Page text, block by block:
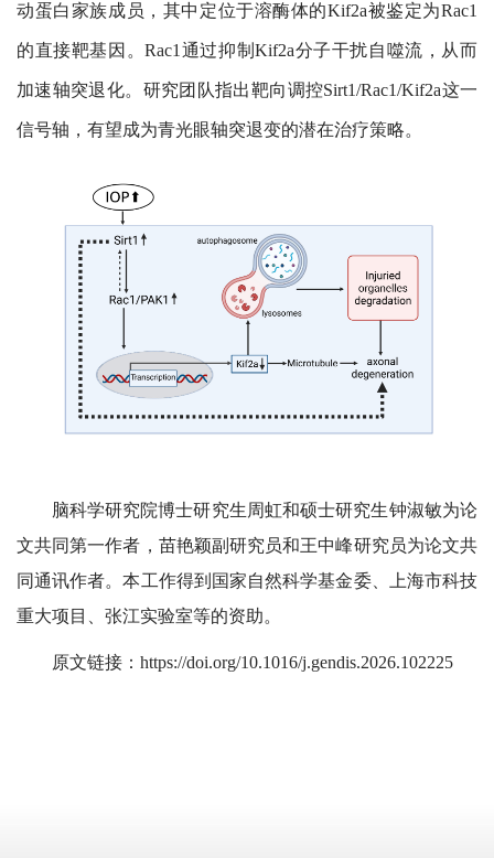
动蛋白家族成员，其中定位于溶酶体的Kif2a被鉴定为Rac1
的直接靶基因。Rac1 通过抑制Kif2a分子干扰自噬流，从而
加速轴突退化。研究团队指出靶向调控Sirt1/Rac1/Kif2a这一
信号轴，有望成为青光眼轴突退变的潜在治疗策略。
脑科学研究院博士研究生周虹和硕士研究生钟淑敏为论
文共同第一作者，苗艳颖副研究员和王中峰研究员为论文共
同通讯作者。本工作得到国家自然科学基金委、上海市科技
重大项目、张江实验室等的资助。
原文链接： https://doi.org/10.1016/j.gendis.2026.102225